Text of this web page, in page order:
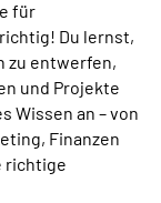
für
Du lernst,
zu entwerfen,
und Projekte
Wissen an – von
Finanzen
richtige